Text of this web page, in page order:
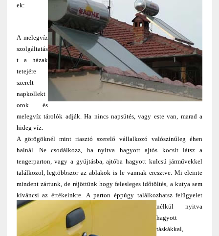
ek:
A melegvíz
szolgáltatás
t a házak
tetejére
szerelt
napkollekt
orok és
melegvíz tárolók adják. Ha nincs napsütés, vagy este van, marad a
hideg víz.
A görögöknél mint riasztó szerelő vállalkozó valószínűleg éhen
halnál. Ne csodálkozz, ha nyitva hagyott ajtós kocsit látsz a
tengerparton, vagy a gyújtásba, ajtóba hagyott kulcsú járművekkel
találkozol, legtöbbször az ablakok is le vannak eresztve. Mi eleinte
mindent zártunk, de rájöttünk hogy felesleges időtöltés, a kutya sem
kíváncsi az értékeinkre.A parton éppúgy találkozhatsz felügyelet
nélkül nyitva
hagyott
táskákkal,